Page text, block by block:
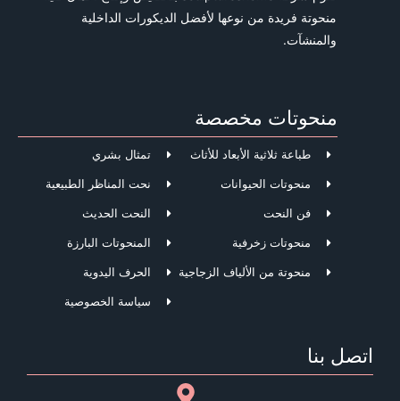
منحوتة فريدة من نوعها لأفضل الديكورات الداخلية
والمنشآت.
منحوتات مخصصة
طباعة ثلاثية الأبعاد للأثاث
منحوتات الحيوانات
فن النحت
منحوتات زخرفية
منحوتة من الألياف الزجاجية
تمثال بشري
نحت المناظر الطبيعية
النحت الحديث
المنحوتات البارزة
الحرف اليدوية
سياسة الخصوصية
اتصل بنا